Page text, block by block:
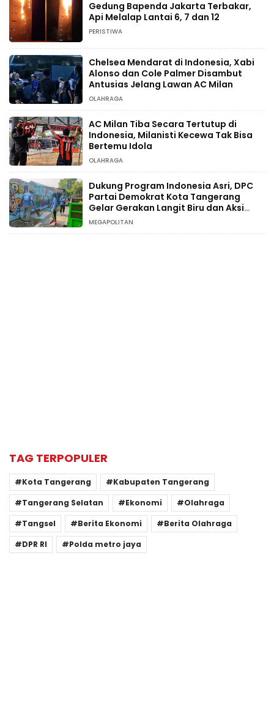
Gedung Bapenda Jakarta Terbakar,
Api Melalap Lantai 6, 7 dan 12
PERISTIWA
Chelsea Mendarat di Indonesia, Xabi
Alonso dan Cole Palmer Disambut
Antusias Jelang Lawan AC Milan
OLAHRAGA
AC Milan Tiba Secara Tertutup di
Indonesia, Milanisti Kecewa Tak Bisa
Bertemu Idola
OLAHRAGA
Dukung Program Indonesia Asri, DPC
Partai Demokrat Kota Tangerang
Gelar Gerakan Langit Biru dan Aksi
Tanam Pohon
MEGAPOLITAN
TAG TERPOPULER
Kota Tangerang
Kabupaten Tangerang
Tangerang Selatan
Ekonomi
Olahraga
Tangsel
Berita Ekonomi
Berita Olahraga
DPR RI
Polda metro jaya